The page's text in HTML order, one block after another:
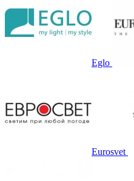
Eglo
Eurosvet